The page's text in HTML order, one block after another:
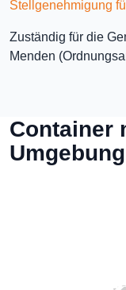
Stellgenehmigung
Zuständig für die
Menden
Container
Umgebung